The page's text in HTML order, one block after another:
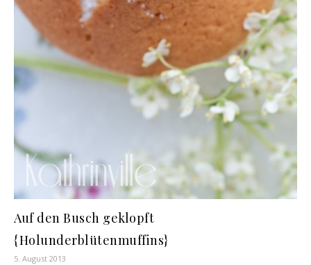
Auf den Busch geklopft
{Holunderblütenmuffins}
5. August 2013